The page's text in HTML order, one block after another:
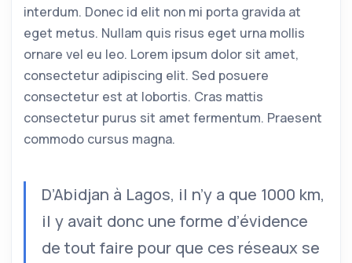
interdum. Donec id elit non mi porta gravida at
eget metus. Nullam quis risus eget urna mollis
ornare vel eu leo. Lorem ipsum dolor sit amet,
consectetur adipiscing elit. Sed posuere
consectetur est at lobortis. Cras mattis
consectetur purus sit amet fermentum. Praesent
commodo cursus magna.
D’Abidjan à Lagos, il n’y a que 1000 km,
il y avait donc une forme d’évidence
de tout faire pour que ces réseaux se